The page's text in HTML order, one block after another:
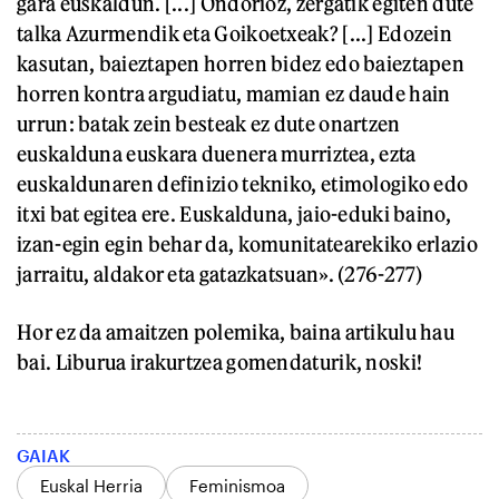
talka Azurmendik eta Goikoetxeak? [...] Edozein
kasutan, baieztapen horren bidez edo baieztapen
horren kontra argudiatu, mamian ez daude hain
urrun: batak zein besteak ez dute onartzen
euskalduna euskara duenera murriztea, ezta
euskaldunaren definizio tekniko, etimologiko edo
itxi bat egitea ere. Euskalduna, jaio-eduki baino,
izan-egin egin behar da, komunitatearekiko erlazio
jarraitu, aldakor eta gatazkatsuan». (276-277)
Hor ez da amaitzen polemika, baina artikulu hau
bai. Liburua irakurtzea gomendaturik, noski!
GAIAK
Euskal Herria
Feminismoa